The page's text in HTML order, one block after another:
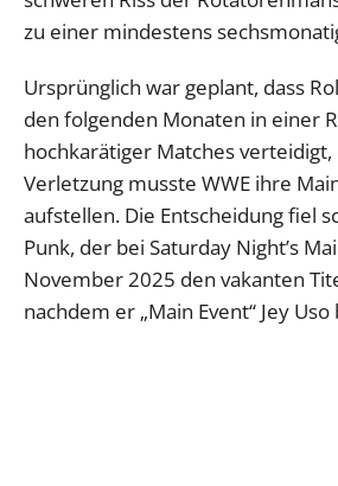
zu einer mindestens
Ursprünglich war geplant, dass
den folgenden Monaten in einer
hochkarätiger Matches
Verletzung musste WWE ihre
aufstellen. Die Entscheidung fiel
Punk, der bei Saturday Night’s
November 2025 den vakanten
nachdem er „Main Event“ Jey